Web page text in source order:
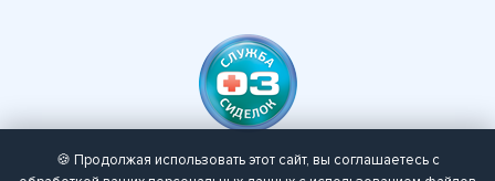
🍪 Продолжая использовать этот сайт, вы соглашаетесь с